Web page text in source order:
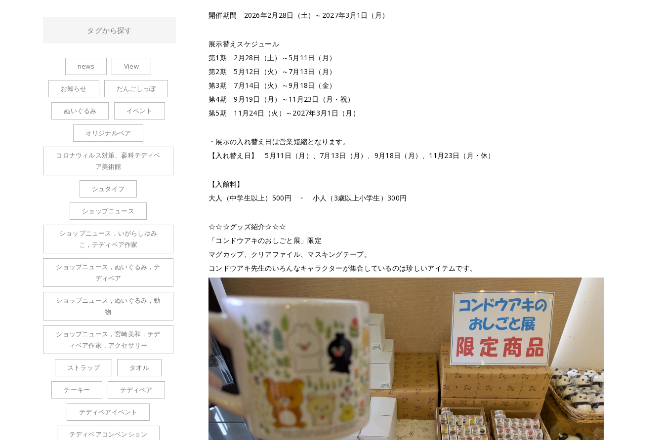
タグから探す
news View
お知らせ だんごしっぽ
ぬいぐるみ イベント
オリジナルベア
コロナウィルス対策、蓼科テディベ
ア美術館
シュタイフ
ショップニュース
ショップニュース，いがらしゆみ
こ，テディベア作家
ショップニュース，ぬいぐるみ，テ
ディベア
ショップニュース，ぬいぐるみ，動
物
ショップニュース，宮崎美和，テデ
ィベア作家，アクセサリー
ストラップ タオル
チーキー テディベア
テディベアイベント
テディベアコンベンション
開催期間 2026年2月28日（土）～2027年3月1日（月）
展示替えスケジュール
第1期 2月28日（土）～5月11日（月）
第2期 5月12日（火）～7月13日（月）
第3期 7月14日（火）～9月18日（金）
第4期 9月19日（月）～11月23日（月・祝）
第5期 11月24日（火）～2027年3月1日（月）
・展示の入れ替え日は営業短縮となります。
【入れ替え日】 5月11日（月）、7月13日（月）、9月18日（月）、11月23日（月・休）
【入館料】
大人（中学生以上）500円 ・ 小人（3歳以上小学生）300円
☆☆☆グッズ紹介☆☆☆
「コンドウアキのおしごと展」限定
マグカップ、クリアファイル、マスキングテープ。
コンドウアキ先生のいろんなキャラクターが集合しているのは珍しいアイテムです。